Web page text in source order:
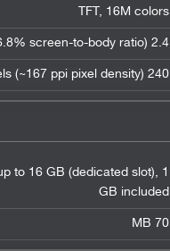
TFT, 16M colors
2.4 inches (~36.8% screen-to-body ratio)
240 x 320 pixels (~167 ppi pixel density)
to 16 GB (dedicated slot), 1
GB included
70 MB